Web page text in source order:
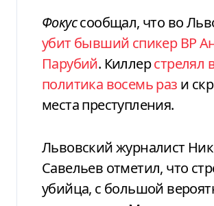
Фокуссообщал, что во
убит бывший спикер ВР
Парубий. Киллерстрелял
политика восемь раз и
места преступления.
Львовский журналист
Савельев отметил, что
убийца, с большой